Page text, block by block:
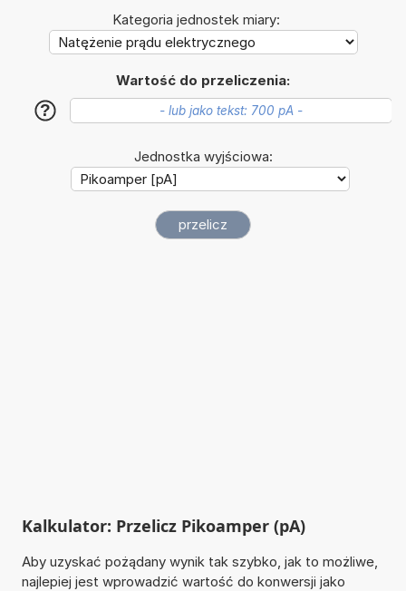
Kategoria jednostek miary:
Wartość do przeliczenia:
?
Jednostka wyjściowa:
Kalkulator: Przelicz Pikoamper (pA)
Aby uzyskać pożądany wynik tak szybko, jak to możliwe,
najlepiej jest wprowadzić wartość do konwersji jako